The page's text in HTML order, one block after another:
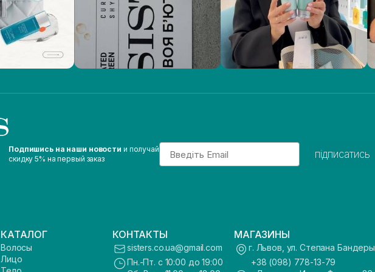
Подпишись на наши новости и получай
скидку 5% на первый заказ
Email
підписатись
КАТАЛОГ
Волосы
Лицо
КОНТАКТЫ
sisters.co.ua@gmail.com
Пн.-Пт. с 10:00 до 19:00
МАГАЗИНЫ
г. Львов, ул. Степана
+38 (098) 778-13-79